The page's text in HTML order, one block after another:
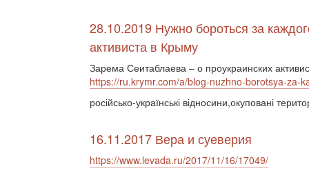
28.10.2019 Нужно бороться за
активиста в Крыму
Зарема Сеитаблаева – о проукраинских
https://ru.krymr.com/a/blog-nuzhno-borotsya-za-
російсько-українські відносини,окуповані
16.11.2017 Вера и суеверия
https://www.levada.ru/2017/11/16/17049/